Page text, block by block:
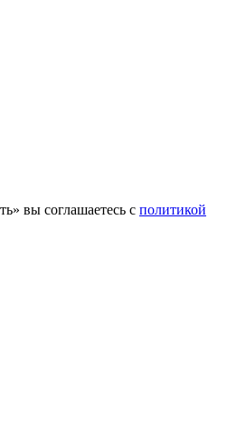
вы соглашаетесь с политикой